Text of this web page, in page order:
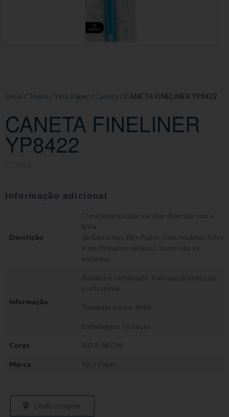
Início / Todos /Yin's Paper / Caneta / CANETA FINELINER YP8422
CANETA FINELINER
YP8422
Informação adicional
Descrição
O material escolar vai virar diversão com a
linha
de Borrachas Yins Paper. Com modelos fofos
e em formatos variados, todos vão se
encantar.
Informação
Atóxico e certificado. Para uso artístico ou
profissional.
Tamanho ponta: 4MM
Embalagem: 10 peças
Cores AZUL NEON
Marca Yin's Paper
Onde comprar